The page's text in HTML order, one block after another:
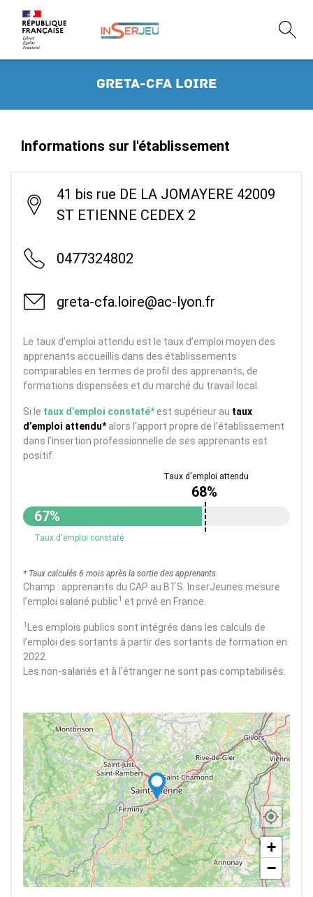
GRETA-CFA Loire
Informations sur l'établissement
41 bis rue DE LA JOMAYERE 42009
ST ETIENNE CEDEX 2
0477324802
greta-cfa.loire@ac-lyon.fr
Le taux d’emploi attendu est le taux d’emploi moyen des
apprenants accueillis dans des établissements
comparables en termes de profil des apprenants, de
formations dispensées et du marché du travail local.
Si le taux d’emploi constaté*est supérieur au taux
d’emploi attendu*alors l’apport propre de l’établissement
dans l’insertion professionnelle de ses apprenants est
positif.
68%
67%
Taux d'emploi constaté
* Taux calculés 6 mois après la sortie des apprenants.
Champ : apprenants du CAP au BTS. InserJeunes mesure
l’emploi salarié public1 et privé en France.
1
Les emplois publics sont intégrés dans les calculs de
l’emploi des sortants à partir des sortants de formation en
2022.
Les non-salariés et à l’étranger ne sont pas comptabilisés.
+
−